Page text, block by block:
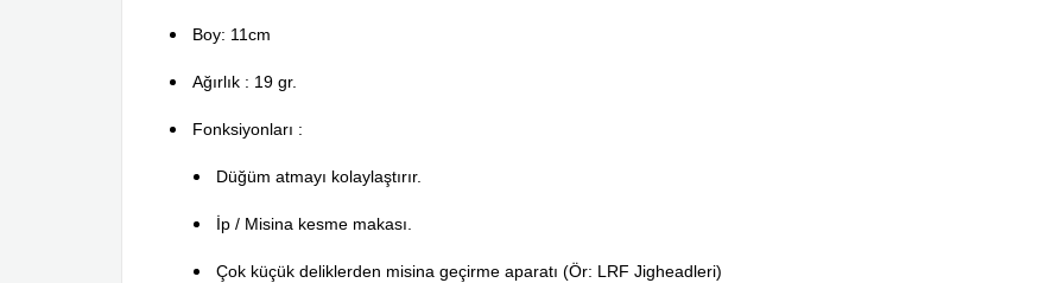
Boy: 11cm
Ağırlık : 19 gr.
Fonksiyonları :
Düğüm atmayı kolaylaştırır.
İp / Misina kesme makası.
Çok küçük deliklerden misina geçirme aparatı (Ör: LRF Jigheadleri)